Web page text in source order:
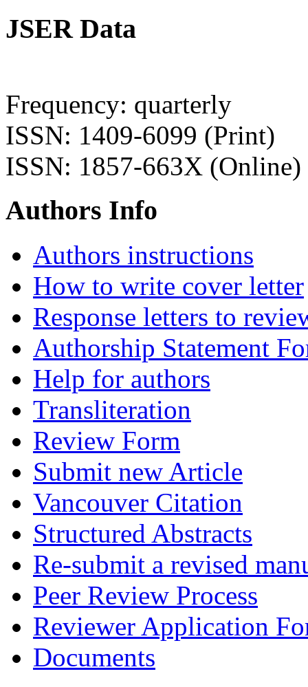
JSER Data
Frequency: quarterly
ISSN: 1409-6099 (Print)
ISSN: 1857-663X (Online)
Authors Info
Authors instructions
How to write cover letter
Response letters to
Authorship Statement
Help for authors
Transliteration
Review Form
Submit new Article
Vancouver Citation
Structured Abstracts
Re-submit a revised
Peer Review Process
Reviewer Application
Documents